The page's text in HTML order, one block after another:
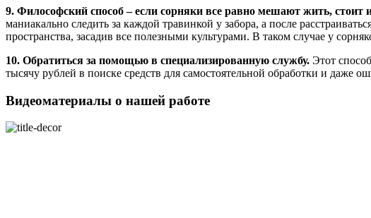
9. Философский способ – если сорняки все равно мешают жить, стоит
маниакально следить за каждой травинкой у забора, а после
пространства, засадив все полезными культурами. В таком случае у
10. Обратиться за помощью в специализированную службу. Этот
тысячу рублей в поиске средств для самостоятельной обработки и даже
Видеоматериалы о нашей работе